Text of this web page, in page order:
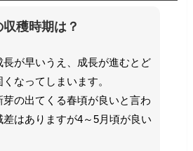
穫時期は？
長が早いうえ、成長が進むとど
なってしまいます。
芽の出てくる春頃が良いと言わ
はありますが4～5月頃が良い